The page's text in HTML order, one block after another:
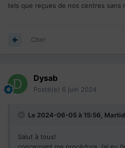
tels que reçues de nos centres sans
Citer
Dysab
Posté(e) 6 juin 2024
Le 2024-06-05 à 15:56,
Salut à tous!